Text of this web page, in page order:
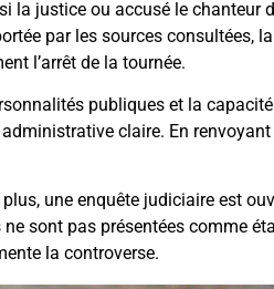
la justice ou accusé le chanteur
par les sources consultées, la
l’arrêt de la tournée.
publiques et la
claire. En
une enquête judiciaire est
sont pas présentées comme
la controverse.